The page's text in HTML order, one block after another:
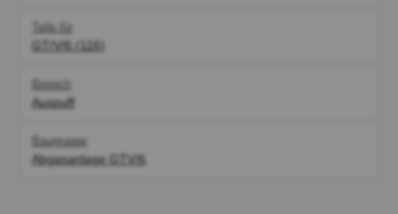
Teile für
GT/V/6 (116)
Bereich
Auspuff
Baugruppe
Abgasanlage GTV/6